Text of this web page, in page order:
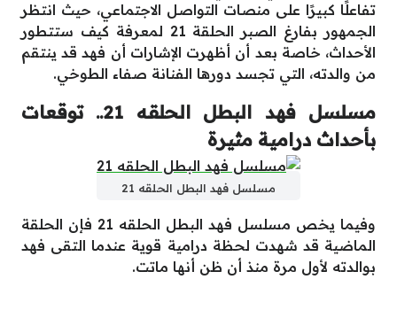
تفاعلًا كبيرًا على منصات التواصل الاجتماعي، حيث انتظر
الجمهور بفارغ الصبر الحلقة 21 لمعرفة كيف ستتطور
الأحداث، خاصة بعد أن أظهرت الإشارات أن فهد قد ينتقم
من والدته، التي تجسد دورها الفنانة صفاء الطوخي.
مسلسل فهد البطل الحلقه 21.. توقعات
بأحداث درامية مثيرة
مسلسل فهد البطل الحلقه 21
وفيما يخص مسلسل فهد البطل الحلقه 21 فإن الحلقة
الماضية قد شهدت لحظة درامية قوية عندما التقى فهد
بوالدته لأول مرة منذ أن ظن أنها ماتت.